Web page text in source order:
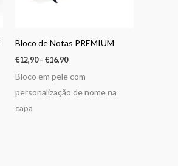
Bloco de Notas PREMIUM
€12,90– €16,90
Bloco em pele com
personalização de nome na
capa